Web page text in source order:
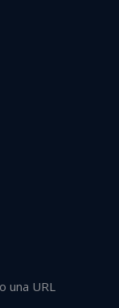
una URL